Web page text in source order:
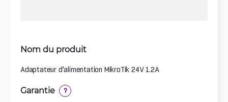
Nom du produit
Adaptateur d’alimentation MikroTik 24V 1.2A
Garantie ?